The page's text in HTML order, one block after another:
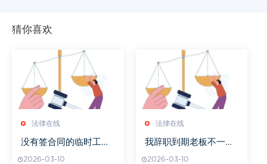
猜你喜欢
法律在线
没有签合同的临时工提
2026-03-10
法律在线
我辞职到期老板不一次
2026-03-10